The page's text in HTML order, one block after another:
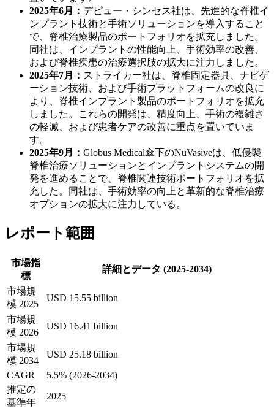
2025年6月： デピュー・シンセス社は、先進的な脊椎イ
ンプラント技術と手術ソリューションを導入すること
で、脊椎治療製品のポートフォリオを拡充しました。
同社は、インプラントの性能向上、手術効率の改善、
および脊椎疾患の治療選択肢の拡大に注力しました。
2025年7月： ストライカー社は、脊椎固定器具、ナビゲ
ーション技術、および手術プラットフォームの改良に
より、脊椎インプラント製品のポートフォリオを拡充
しました。これらの開発は、精度向上、手術の複雑さ
の軽減、および患者ケアの改善に重点を置いていま
す。
2025年9月： Globus Medical傘下のNuVasiveは、低侵襲
脊椎治療ソリューションとインプラントシステムの開
発を進めることで、脊椎関連技術ポートフォリオを拡
充した。同社は、手術効率の向上と革新的な脊椎治療
オプションの拡大に注力している。
レポート範囲
市場指
標
詳細とデータ (2025-2034)
市場規
模 2025
USD 15.55 billion
市場規
模 2026
USD 16.41 billion
市場規
模 2034
USD 25.18 billion
CAGR
5.5% (2026-2034)
推定の
基準年
2025